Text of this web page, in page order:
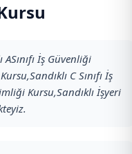
İş Güvenliği
C Sınıfı İş
Kursu,Sandıklı İşyeri